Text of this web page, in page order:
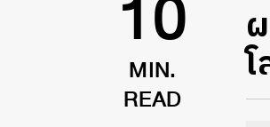
10
MIN.
READ